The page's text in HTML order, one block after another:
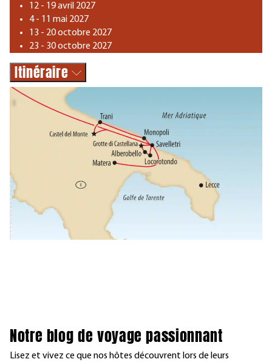
12 - 19 avril 2027
4 - 11 mai 2027
13 - 20 octobre 2027
23 - 30 octobre 2027
Itinéraire
Notre blog de voyage passionnant
Lisez et vivez ce que nos hôtes découvrent lors de leurs